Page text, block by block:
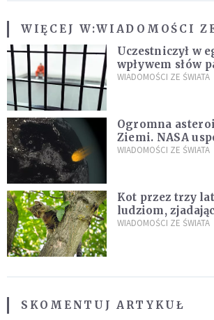
WIĘCEJ W:WIADOMOŚCI
Uczestniczył w
wpływem słów
zdanie
WIADOMOŚCI ZE ŚWIATA
Ogromna
Ziemi. NASA
zagrożenia
WIADOMOŚCI ZE ŚWIATA
Kot przez trzy
ludziom,
kaczki. W końcu
WIADOMOŚCI ZE ŚWIATA
SKOMENTUJ ARTYKUŁ